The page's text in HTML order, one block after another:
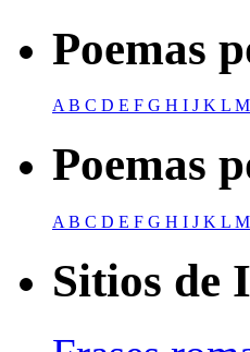
Poemas
AB C D E F G H I J K L M
Poemas
A B C D E F G H I J K L M
Sitios de